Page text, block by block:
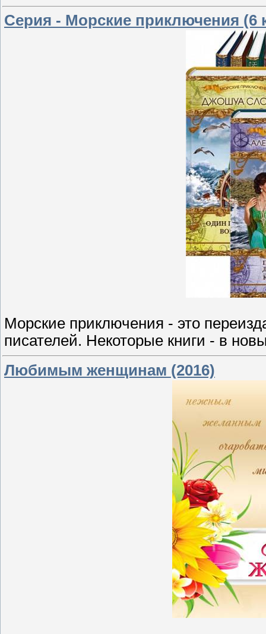
Серия - Морские приключения (6
Морские приключения - это
писателей. Некоторые книги - в
Любимым женщинам (2016)